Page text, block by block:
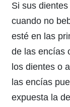
Si sus
cuando no
esté en las
de las encías
los dientes o
las encías
expuesta la